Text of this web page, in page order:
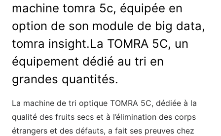
machine tomra 5c, équipée en
option de son module de big data,
tomra insight.La TOMRA 5C, un
équipement dédié au tri en
grandes quantités.
La machine de tri optique TOMRA 5C, dédiée à la
qualité des fruits secs et à l’élimination des corps
étrangers et des défauts, a fait ses preuves chez